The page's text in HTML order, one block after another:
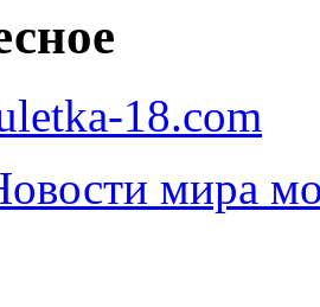
18.com
мира